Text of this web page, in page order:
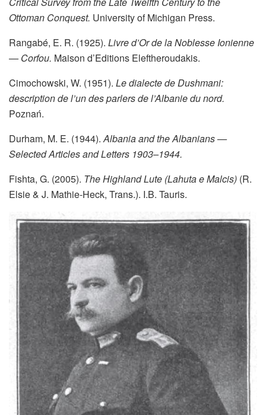
Ottoman Conquest. University of Michigan Press.
Rangabé, E. R. (1925). Livre d’Or de la Noblesse Ionienne
— Corfou. Maison d’Editions Eleftheroudakis.
Cimochowski, W. (1951). Le dialecte de Dushmani:
description de l’un des parlers de l’Albanie du nord.
Poznań.
Durham, M. E. (1944).Albania and the Albanians —
Selected Articles and Letters 1903–1944.
Fishta, G. (2005). The Highland Lute (Lahuta e Malcis) (R.
Elsie & J. Mathie-Heck, Trans.). I.B. Tauris.